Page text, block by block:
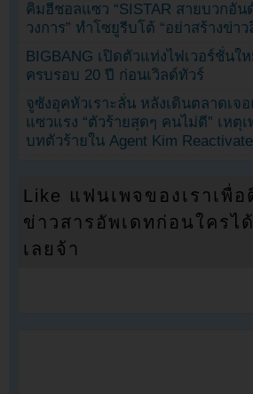
คิมฮีชอลแซว “SISTAR สายบวกอัน
วงการ” ทำโซยูรีบโต้ “อย่าสร้างข่าว
BIGBANG เปิดตัวแท่งไฟเวอร์ชั่นใ
ครบรอบ 20 ปี ก่อนเวิลด์ทัวร์
จูซังอุคหัวเราะลั่น หลังเดินตลาดเจ
แซวแรง “ตัวร้ายสุดๆ คนไม่ดี” เหตุ
บทตัวร้ายใน Agent Kim
Like แฟนเพจของเราเพื่
ข่าวสารอัพเดทก่อนใครไ
เลยจ้า